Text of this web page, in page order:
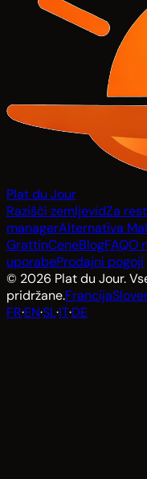
Plat du Jour
Razišči zemljevidZa
managerAlternativa
GrattinCeneBlogFAQO
uporabeProdajni pogoji
© 2026 Plat du Jour.
pridržane.Francija
FR·EN·SL·IT·DE